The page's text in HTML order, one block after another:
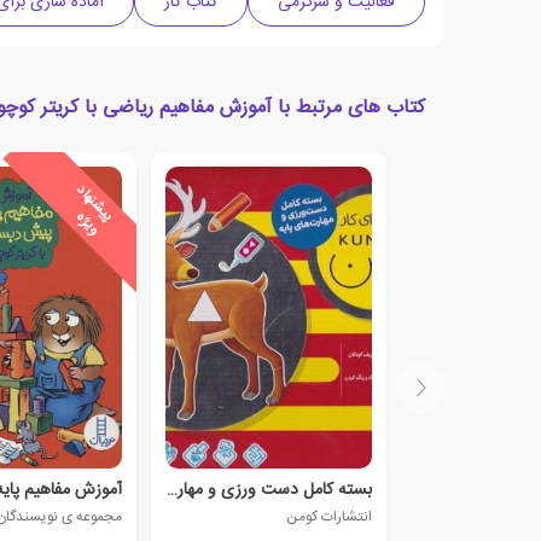
کتاب های مرتبط با آموزش مفاهیم ریاضی با کریتر
بسته کامل دست ورزی و مهارتهای پایه (10 جلدی)
انتشارات کومن
پ
ی
ش
ن
ه
ا
د
و
ی
ژ
ه
مجموعه ی